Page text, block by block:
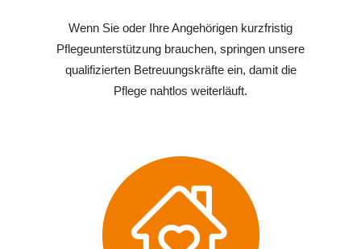
Wenn Sie oder Ihre Angehörigen kurzfristig
Pflegeunterstützung brauchen, springen unsere
qualifizierten Betreuungskräfte ein, damit die
Pflege nahtlos weiterläuft.